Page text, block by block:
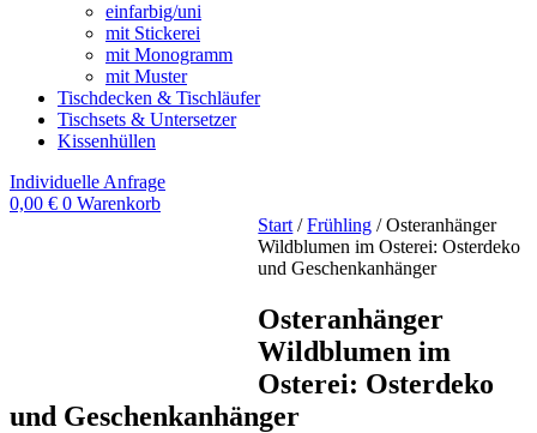
einfarbig/uni
mit Stickerei
mit Monogramm
mit Muster
Tischdecken & Tischläufer
Tischsets & Untersetzer
Kissenhüllen
Individuelle Anfrage
0,00 € 0 Warenkorb
Start /Frühling / Osteranhänger
Wildblumen im Osterei: Osterdeko
und Geschenkanhänger
Osteranhänger
Wildblumen im
Osterei: Osterdeko
und Geschenkanhänger